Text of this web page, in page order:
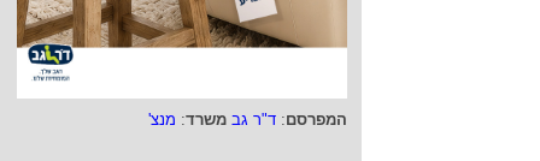
המפרסם: ד"ר גב משרד: מנצ'